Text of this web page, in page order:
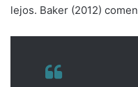
lejos. Baker (2012)